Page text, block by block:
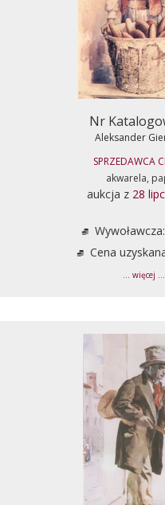
Nr
Aleksander
SPRZEDAWCA
akwarela,
aukcja z 28
Cena
... więcej ...